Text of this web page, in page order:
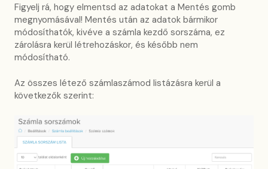
Figyelj rá, hogy elmentsd az adatokat a Mentés gomb
megnyomásával! Mentés után az adatok bármikor
módosíthatók, kivéve a számla kezdő sorszáma, ez
zárolásra kerül létrehozáskor, és később nem
módosítható.
Az összes létező számlaszámod listázásra kerül a
következők szerint: